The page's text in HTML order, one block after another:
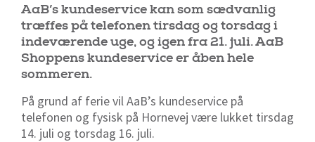
AaB’s kundeservice kan som sædvanlig
træffes på telefonen tirsdag og torsdag i
indeværende uge, og igen fra 21. juli. AaB
Shoppens kundeservice er åben hele
sommeren.
På grund af ferie vil AaB’s kundeservice på
telefonen og fysisk på Hornevej være lukket tirsdag
14. juli og torsdag 16. juli.